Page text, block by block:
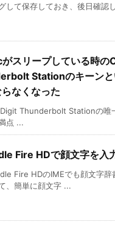
して保存しておき、後日確認
スリープしている時の
Stationのキーンと
なくなった
Thunderbolt Stationの唯
点 ...
Fire HDで顔文字を入
Fire HDのIMEでも顔文字辞
、簡単に顔文字 ...